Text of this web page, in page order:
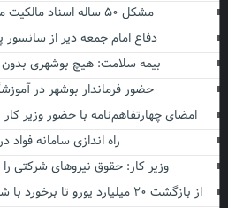
مشکل ۵۰ ساله اسناد مالکیت مردم بیدخون حل شد
دفاع امام جمعه دیر از سانسور
بیمه سلامت: هیچ بوشهری بدون
حضور فرماندار بوشهر در
امضای چهارتفاهم‌نامه با حضور وزیر
راه اندازی سامانه فواد
وزیر کار: حقوق نیروهای شرکتی
از بازگشت ۲۰ میلیارد یورو تا برخورد با شبکه کارت‌های بازرگانی اجاره‌ای